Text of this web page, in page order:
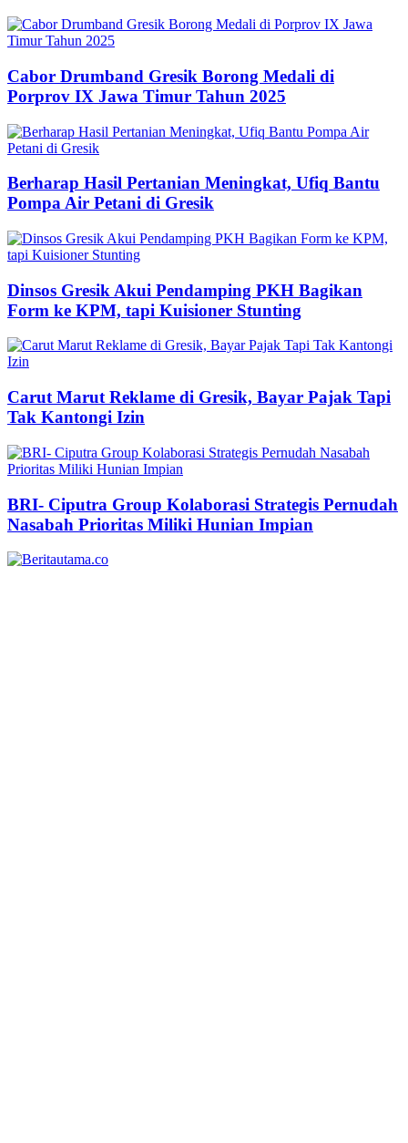
Cabor Drumband Gresik Borong Medali di
Porprov IX Jawa Timur Tahun 2025
Berharap Hasil Pertanian Meningkat, Ufiq Bantu
Pompa Air Petani di Gresik
Dinsos Gresik Akui Pendamping PKH Bagikan
Form ke KPM, tapi Kuisioner Stunting
Carut Marut Reklame di Gresik, Bayar Pajak Tapi
Tak Kantongi Izin
BRI- Ciputra Group Kolaborasi Strategis Pernudah
Nasabah Prioritas Miliki Hunian Impian